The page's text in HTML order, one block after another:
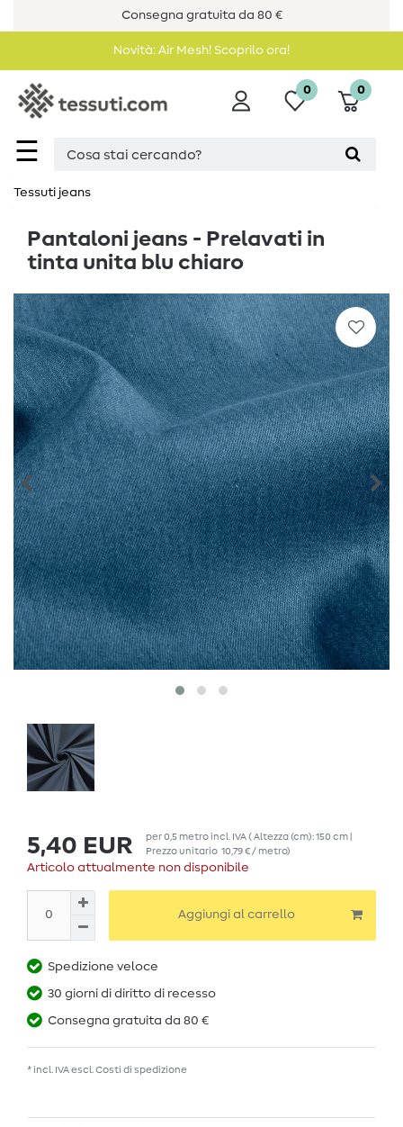
Consegna gratuita da 80 €
Novità: Air Mesh! Scoprilo ora!
☰
0 0
Tessuti jeans
Pantaloni jeans - Prelavati in
tinta unita blu chiaro
5,40 EUR per0,5 metroincl. IVA( Altezza (cm): 150 cm |
Prezzo unitario 10,79 € / metro)
Articolo attualmente non disponibile
Aggiungi al carrello
Spedizione veloce
30 giorni di diritto di recesso
Consegna gratuita da 80 €
* incl. IVA escl. Costi di spedizione